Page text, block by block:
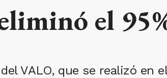
el
VALO, que se realizó en